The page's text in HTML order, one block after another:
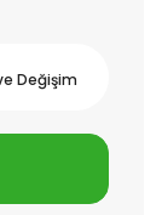
Değişim